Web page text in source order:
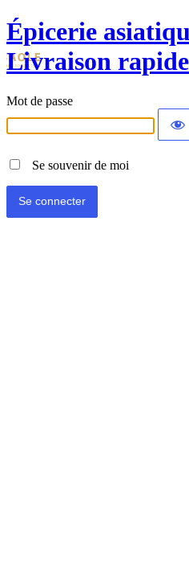
Épicerie
Livraison
Mot de passe
Se souvenir de moi